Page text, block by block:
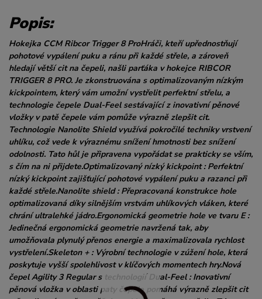
Popis:
Hokejka CCM Ribcor Trigger 8 ProHráči, kteří upřednostňují
pohotové vypálení puku a ránu při každé střele, a zároveň
hledají větší cit na čepeli, našli parťáka v hokejce RIBCOR
TRIGGER 8 PRO. Je zkonstruována s optimalizovaným nízkým
kickpointem, který vám umožní vystřelit perfektní střelu, a
technologie čepele Dual-Feel sestávající z inovativní pěnové
vložky v patě čepele vám pomůže výrazně zlepšit cit.
Technologie Nanolite Shield využívá pokročilé techniky vrstvení
uhlíku, což vede k výraznému snížení hmotnosti bez snížení
odolnosti. Tato hůl je připravena vypořádat se prakticky se vším,
s čím na ni přijdete.Optimalizovaný nízký kickpoint : Perfektní
nízký kickpoint zajišťující pohotové vypálení puku a razanci při
každé střele.Nanolite shield : Přepracovaná konstrukce hole
optimalizovaná díky silnějším vrstvám uhlíkových vláken, které
chrání ultralehké jádro.Ergonomická geometrie hole ve tvaru E :
Jedinečná ergonomická geometrie navržená tak, aby
umožňovala plynulý přenos energie a maximalizovala rychlost
vystřelení.Skeleton + : Výrobní technologie v zúžení hole, která
poskytuje vyšší spolehlivost v klíčových momentech hry.Nová
čepel Agility 3 Regular s technologií Dual-Feel : Inovativní
pěnová vložka v oblasti paty čepele pomáhá výrazně zlepšit cit